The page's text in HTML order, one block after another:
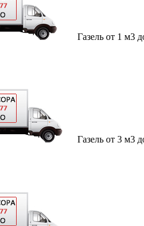
Газель от 1 м3
Газель от 3 м3